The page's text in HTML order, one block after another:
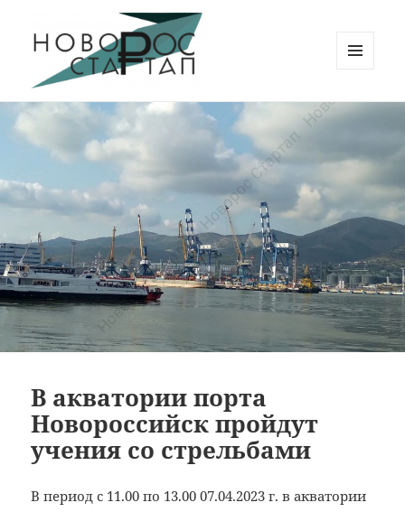
Новорос Стартап
ВИДЖЕТЫ
В акватории порта
Новороссийск пройдут
учения со стрельбами
В период с 11.00 по 13.00 07.04.2023 г. в акватории